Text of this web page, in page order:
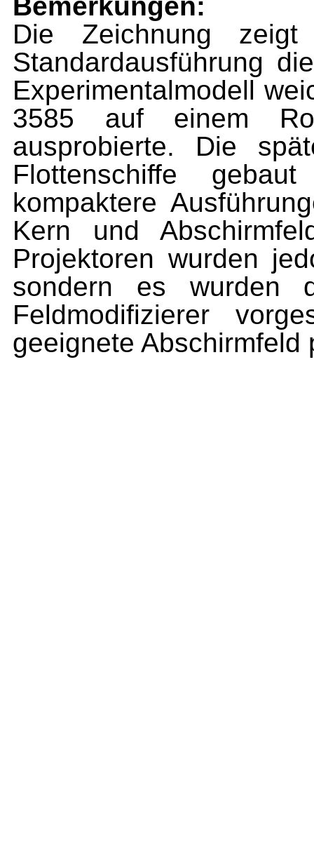
Bemerkungen:
Die Zeichnung
Standardausführung
Experimentalmodell
3585 auf einem
ausprobierte. Die
Flottenschiffe
kompaktere
Kern und
Projek­toren wurden
sondern es wurden
Feldmodifizierer
geeignete Abschirmfeld